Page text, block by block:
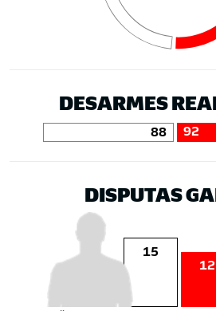
DESARMES
88 92
DISPUTAS
15
12